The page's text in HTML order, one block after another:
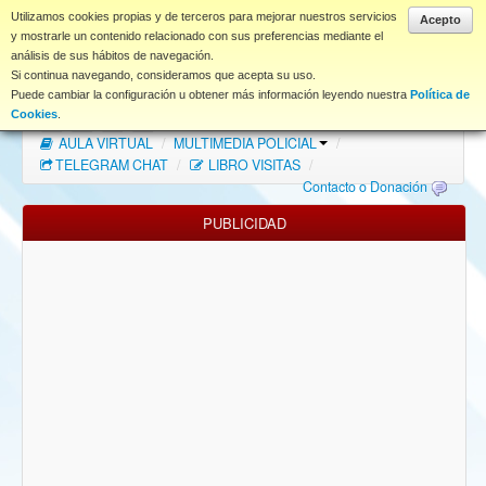
Acepto
Utilizamos cookies propias y de terceros para mejorar nuestros servicios
y mostrarle un contenido relacionado con sus preferencias mediante el
análisis de sus hábitos de navegación.
Si continua navegando, consideramos que acepta su uso.
Puede cambiar la configuración u obtener más información leyendo nuestra Política de
Cookies
www.coet.es
Portal
Índice Foros
FAQ
NORMAS FORO
Descargas
AULA VIRTUAL / MULTIMEDIA POLICIAL
/
TELEGRAM CHAT / LIBRO VISITAS /
Contacto o Donación
PUBLICIDAD